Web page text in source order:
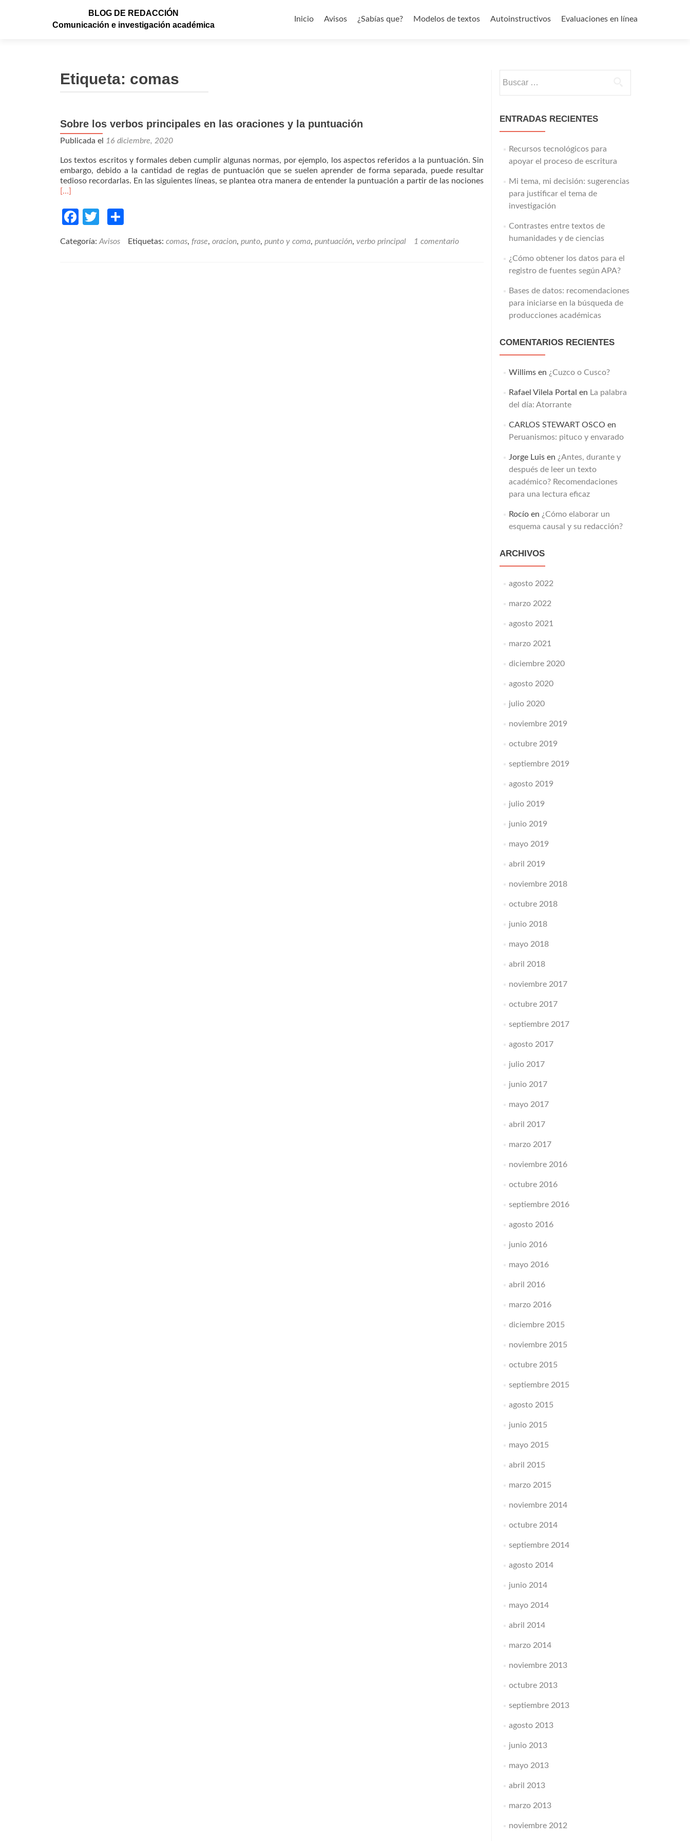
BLOG DE REDACCIÓN
Comunicación e investigación académica
Inicio
Avisos ¿Sabías que? Modelos de textos Autoinstructivos Evaluaciones en línea
Etiqueta: comas
Sobre los verbos principales en las oraciones y la puntuación
Publicada el 16 diciembre, 2020
Los textos escritos y formales deben cumplir algunas normas, por ejemplo, los aspectos referidos a la puntuación. Sin
embargo, debido a la cantidad de reglas de puntuación que se suelen aprender de forma separada, puede resultar
tedioso recordarlas. En las siguientes líneas, se plantea otra manera de entender la puntuación a partir de las nociones
Read
about
Sobre
verbos
[…]
Facebook
Twitter
Categoría: Avisos Etiquetas: comas, frase, oracion, punto, punto y coma, puntuación, verbo principal 1 comentario
ENTRADAS RECIENTES
Recursos tecnológicos para
apoyar el proceso de escritura
Mi tema, mi decisión: sugerencias
para justificar el tema de
investigación
Contrastes entre textos de
humanidades y de ciencias
¿Cómo obtener los datos para el
registro de fuentes según APA?
Bases de datos: recomendaciones
para iniciarse en la búsqueda de
producciones académicas
COMENTARIOS RECIENTES
Willimsen ¿Cuzco o Cusco?
Rafael Vilela Portal en La palabra
del día: Atorrante
CARLOS STEWART OSCO en
Peruanismos: pituco y envarado
Jorge Luisen ¿Antes, durante y
después de leer un texto
académico? Recomendaciones
para una lectura eficaz
Rocíoen ¿Cómo elaborar un
esquema causal y su redacción?
ARCHIVOS
agosto 2022
marzo 2022
agosto 2021
marzo 2021
diciembre 2020
agosto 2020
julio 2020
noviembre 2019
octubre 2019
septiembre 2019
agosto 2019
julio 2019
junio 2019
mayo 2019
abril 2019
noviembre 2018
octubre 2018
junio 2018
mayo 2018
abril 2018
noviembre 2017
octubre 2017
septiembre 2017
agosto 2017
julio 2017
junio 2017
mayo 2017
abril 2017
marzo 2017
noviembre 2016
octubre 2016
septiembre 2016
agosto 2016
junio 2016
mayo 2016
abril 2016
marzo 2016
diciembre 2015
noviembre 2015
octubre 2015
septiembre 2015
agosto 2015
junio 2015
mayo 2015
abril 2015
marzo 2015
noviembre 2014
octubre 2014
septiembre 2014
agosto 2014
junio 2014
mayo 2014
abril 2014
marzo 2014
noviembre 2013
octubre 2013
septiembre 2013
agosto 2013
junio 2013
mayo 2013
abril 2013
marzo 2013
noviembre 2012